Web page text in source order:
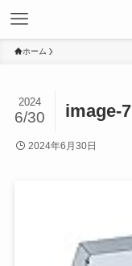
ホーム
image-7
2024
6/30
2024年6月30日